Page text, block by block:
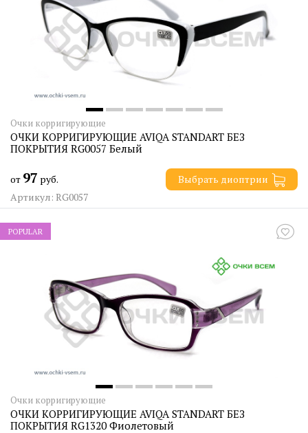
Очки корригирующие
ОЧКИ КОРРИГИРУЮЩИЕ AVIQA STANDART БЕЗ
ПОКРЫТИЯ RG0057 Белый
от 97 руб.
Выбрать диоптрии
Артикул: RG0057
POPULAR
Очки корригирующие
ОЧКИ КОРРИГИРУЮЩИЕ AVIQA STANDART БЕЗ
ПОКРЫТИЯ RG1320 Фиолетовый